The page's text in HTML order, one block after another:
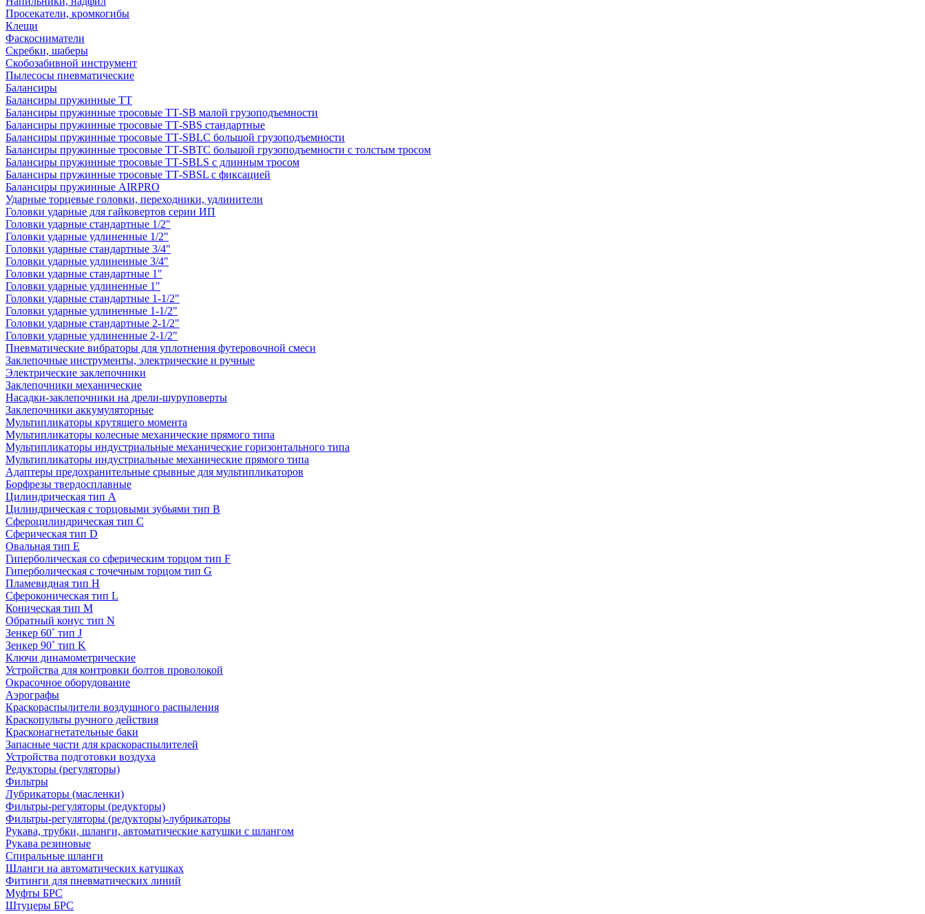
Просекатели, кромкогибы
Клещи
Фаскосниматели
Скребки, шаберы
Скобозабивной инструмент
Пылесосы пневматические
Балансиры
Балансиры пружинные TT
Балансиры пружинные тросовые ТТ-SB малой грузоподъемности
Балансиры пружинные тросовые ТТ-SBS стандартные
Балансиры пружинные тросовые ТТ-SBLC большой грузоподъемности
Балансиры пружинные тросовые ТТ-SBTC большой грузоподъемности с толстым тросом
Балансиры пружинные тросовые ТТ-SBLS с длинным тросом
Балансиры пружинные тросовые ТТ-SBSL с фиксацией
Балансиры пружинные AIRPRO
Ударные торцевые головки, переходники, удлинители
Головки ударные для гайковертов серии ИП
Головки ударные стандартные 1/2"
Головки ударные удлиненные 1/2"
Головки ударные стандартные 3/4"
Головки ударные удлиненные 3/4"
Головки ударные стандартные 1"
Головки ударные удлиненные 1"
Головки ударные стандартные 1-1/2"
Головки ударные удлиненные 1-1/2"
Головки ударные стандартные 2-1/2"
Головки ударные удлиненные 2-1/2"
Пневматические вибраторы для уплотнения футеровочной смеси
Заклепочные инструменты, электрические и ручные
Электрические заклепочники
Заклепочники механические
Насадки-заклепочники на дрели-шуруповерты
Заклепочники аккумуляторные
Мультипликаторы крутящего момента
Мультипликаторы колесные механические прямого типа
Мультипликаторы индустриальные механические горизонтального типа
Мультипликаторы индустриальные механические прямого типа
Адаптеры предохранительные срывные для мультипликаторов
Борфрезы твердосплавные
Цилиндрическая тип A
Цилиндрическая с торцовыми зубьями тип B
Сфероцилиндрическая тип C
Сферическая тип D
Овальная тип E
Гиперболическая со сферическим торцом тип F
Гиперболическая с точечным торцом тип G
Пламевидная тип H
Сфероконическая тип L
Коническая тип M
Обратный конус тип N
Зенкер 60˚ тип J
Зенкер 90˚ тип K
Ключи динамометрические
Устройства для контровки болтов проволокой
Окрасочное оборудование
Аэрографы
Краскораспылители воздушного распыления
Краскопульты ручного действия
Красконагнетательные баки
Запасные части для краскораспылителей
Устройства подготовки воздуха
Редукторы (регуляторы)
Фильтры
Лубрикаторы (масленки)
Фильтры-регуляторы (редукторы)
Фильтры-регуляторы (редукторы)-лубрикаторы
Рукава, трубки, шланги, автоматические катушки с шлангом
Рукава резиновые
Спиральные шланги
Шланги на автоматических катушках
Фитинги для пневматических линий
Муфты БРС
Штуцеры БРС